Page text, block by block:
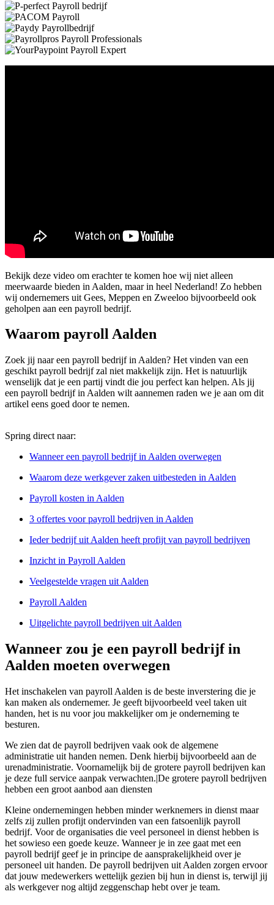
Bekijk deze video om erachter te komen hoe wij niet alleen
meerwaarde bieden in Aalden, maar in heel Nederland! Zo hebben
wij ondernemers uit Gees, Meppen en Zweeloo bijvoorbeeld ook
geholpen aan een payroll bedrijf.
Waarom payroll Aalden
Zoek jij naar een payroll bedrijf in Aalden? Het vinden van een
geschikt payroll bedrijf zal niet makkelijk zijn. Het is natuurlijk
wenselijk dat je een partij vindt die jou perfect kan helpen. Als jij
een payroll bedrijf in Aalden wilt aannemen raden we je aan om dit
artikel eens goed door te nemen.
Spring direct naar:
Wanneer een payroll bedrijf in Aalden overwegen
Waarom deze werkgever zaken uitbesteden in Aalden
Payroll kosten in Aalden
3 offertes voor payroll bedrijven in Aalden
Ieder bedrijf uit Aalden heeft profijt van payroll bedrijven
Inzicht in Payroll Aalden
Veelgestelde vragen uit Aalden
Payroll Aalden
Uitgelichte payroll bedrijven uit Aalden
Wanneer zou je een payroll bedrijf in
Aalden moeten overwegen
Het inschakelen van payroll Aalden is de beste inverstering die je
kan maken als ondernemer. Je geeft bijvoorbeeld veel taken uit
handen, het is nu voor jou makkelijker om je onderneming te
besturen.
We zien dat de payroll bedrijven vaak ook de algemene
administratie uit handen nemen. Denk hierbij bijvoorbeeld aan de
urenadministratie. Voornamelijk bij de grotere payroll bedrijven kan
je deze full service aanpak verwachten.|De grotere payroll bedrijven
hebben een groot aanbod aan diensten
Kleine ondernemingen hebben minder werknemers in dienst maar
zelfs zij zullen profijt ondervinden van een fatsoenlijk payroll
bedrijf. Voor de organisaties die veel personeel in dienst hebben is
het sowieso een goede keuze. Wanneer je in zee gaat met een
payroll bedrijf geef je in principe de aansprakelijkheid over je
personeel uit handen. De payroll bedrijven uit Aalden zorgen ervoor
dat jouw medewerkers wettelijk gezien bij hun in dienst is, terwijl jij
als werkgever nog altijd zeggenschap hebt over je team.